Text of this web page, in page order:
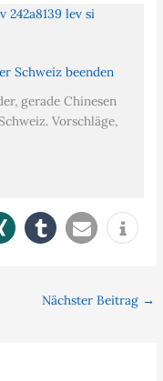
Schweiz beenden
gerade Chinesen
Vorschläge,
Nächster Beitrag →